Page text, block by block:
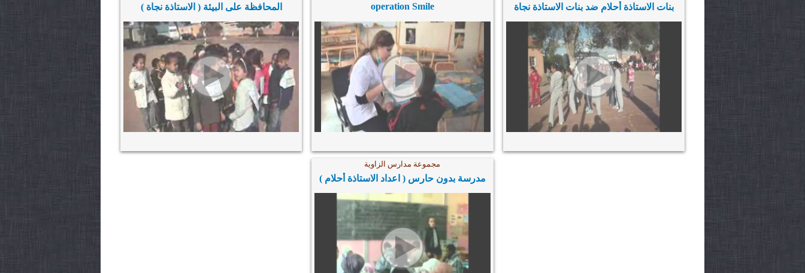
بنات الاستاذة أحلام ضد بنات الاستاذة نجاة operation Smile المحافظة على البيئة ( الاستاذة نجاة )
مجموعة مدارس الزاوية
مدرسة بدون حارس ( اعداد الاستاذة أحلام )